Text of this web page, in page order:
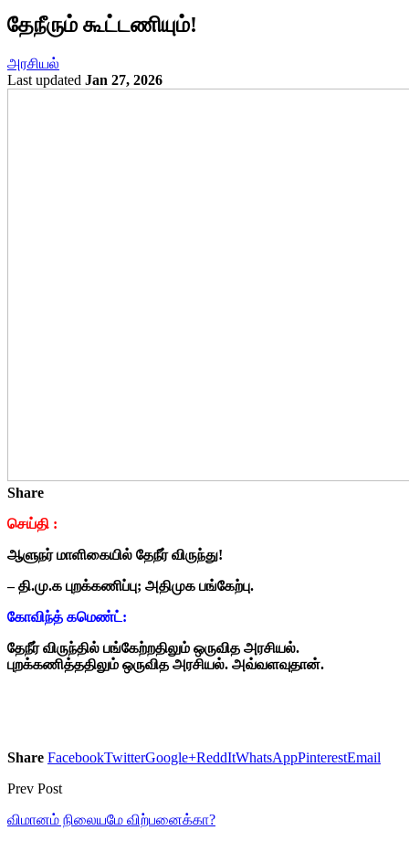
தேநீரும் கூட்டணியும்!
அரசியல்
Last updated Jan 27, 2026
Share
செய்தி :
ஆளுநர் மாளிகையில் தேநீர் விருந்து!
– தி.மு.க புறக்கணிப்பு; அதிமுக பங்கேற்பு.
கோவிந்த் கமெண்ட்:
தேநீர் விருந்தில் பங்கேற்றதிலும் ஒருவித அரசியல்.
புறக்கணித்ததிலும் ஒருவித அரசியல். அவ்வளவுதான்.
Share FacebookTwitterGoogle+ReddItWhatsAppPinterestEmail
Prev Post
விமானம் நிலையமே விற்பனைக்கா?